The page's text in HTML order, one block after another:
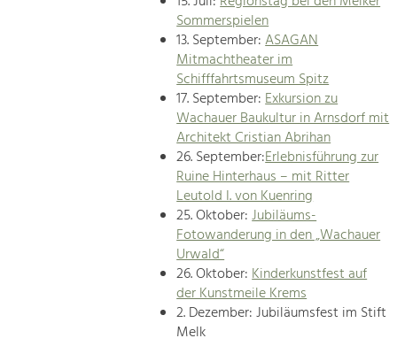
Sommerspielen
13. September:ASAGAN
Mitmachtheater im
Schifffahrtsmuseum Spitz
17. September:Exkursion zu
Wachauer Baukultur in Arnsdorf mit
Architekt Cristian Abrihan
26. September:Erlebnisführung zur
Ruine Hinterhaus – mit Ritter
Leutold I. von Kuenring
25. Oktober:Jubiläums-
Fotowanderung in den „Wachauer
Urwald“
26. Oktober:Kinderkunstfest auf
der Kunstmeile Krems
2. Dezember: Jubiläumsfest im Stift
Melk